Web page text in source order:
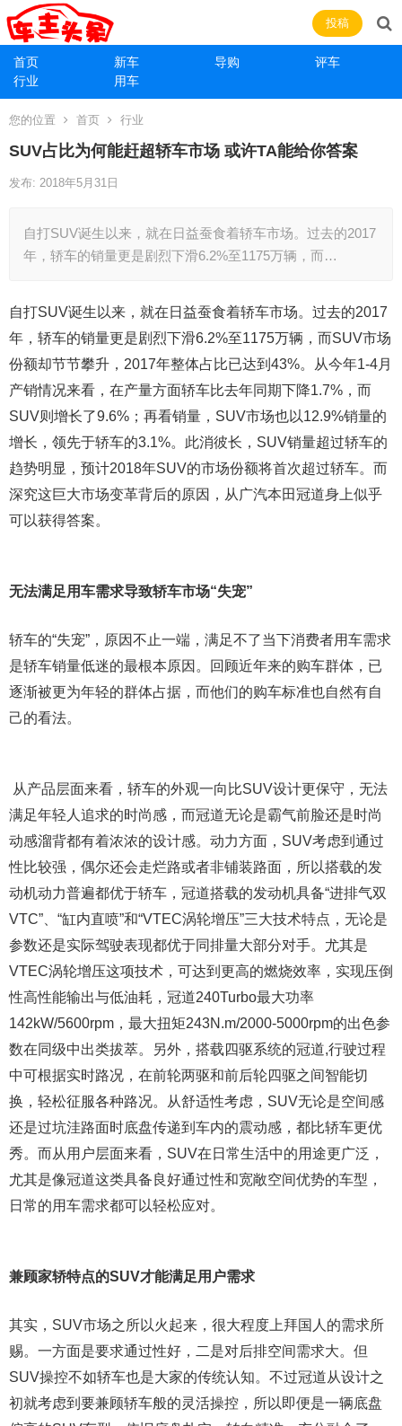
首页 新车 导购
评车
行业
用车
投稿
您的位置 首页 行业
SUV占比为何能赶超轿车市场 或许TA能给你答案
发布: 2018年5月31日
自打SUV诞生以来，就在日益蚕食着轿车市场。过去的2017
年，轿车的销量更是剧烈下滑6.2%至1175万辆，而…
自打SUV诞生以来，就在日益蚕食着轿车市场。过去的2017
年，轿车的销量更是剧烈下滑6.2%至1175万辆，而SUV市场
份额却节节攀升，2017年整体占比已达到43%。从今年1-4月
产销情况来看，在产量方面轿车比去年同期下降1.7%，而
SUV则增长了9.6%；再看销量，SUV市场也以12.9%销量的
增长，领先于轿车的3.1%。此消彼长，SUV销量超过轿车的
趋势明显，预计2018年SUV的市场份额将首次超过轿车。而
深究这巨大市场变革背后的原因，从广汽本田冠道身上似乎
可以获得答案。
无法满足用车需求导致轿车市场“失宠”
轿车的“失宠”，原因不止一端，满足不了当下消费者用车需求
是轿车销量低迷的最根本原因。回顾近年来的购车群体，已
逐渐被更为年轻的群体占据，而他们的购车标准也自然有自
己的看法。
从产品层面来看，轿车的外观一向比SUV设计更保守，无法
满足年轻人追求的时尚感，而冠道无论是霸气前脸还是时尚
动感溜背都有着浓浓的设计感。动力方面，SUV考虑到通过
性比较强，偶尔还会走烂路或者非铺装路面，所以搭载的发
动机动力普遍都优于轿车，冠道搭载的发动机具备“进排气双
VTC”、“缸内直喷”和“VTEC涡轮增压”三大技术特点，无论是
参数还是实际驾驶表现都优于同排量大部分对手。尤其是
VTEC涡轮增压这项技术，可达到更高的燃烧效率，实现压倒
性高性能输出与低油耗，冠道240Turbo最大功率
142kW/5600rpm，最大扭矩243N.m/2000-5000rpm的出色参
数在同级中出类拔萃。另外，搭载四驱系统的冠道,行驶过程
中可根据实时路况，在前轮两驱和前后轮四驱之间智能切
换，轻松征服各种路况。从舒适性考虑，SUV无论是空间感
还是过坑洼路面时底盘传递到车内的震动感，都比轿车更优
秀。而从用户层面来看，SUV在日常生活中的用途更广泛，
尤其是像冠道这类具备良好通过性和宽敞空间优势的车型，
日常的用车需求都可以轻松应对。
兼顾家轿特点的SUV才能满足用户需求
其实，SUV市场之所以火起来，很大程度上拜国人的需求所
赐。一方面是要求通过性好，二是对后排空间需求大。但
SUV操控不如轿车也是大家的传统认知。不过冠道从设计之
初就考虑到要兼顾轿车般的灵活操控，所以即便是一辆底盘